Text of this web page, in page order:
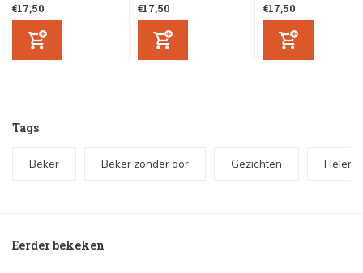
€17,50
€17,50
€17,50
Tags
Beker Beker zonder oor Gezichten Helen b
Eerder bekeken